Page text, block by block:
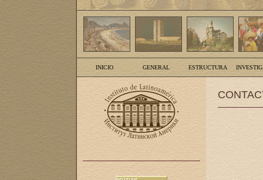
INICIO GENERAL ESTRUCTURA